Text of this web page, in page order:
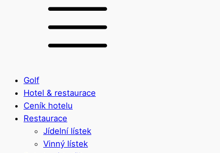
Golf
Hotel & restaurace
Ceník hotelu
Restaurace
Jídelní lístek
Vinný lístek